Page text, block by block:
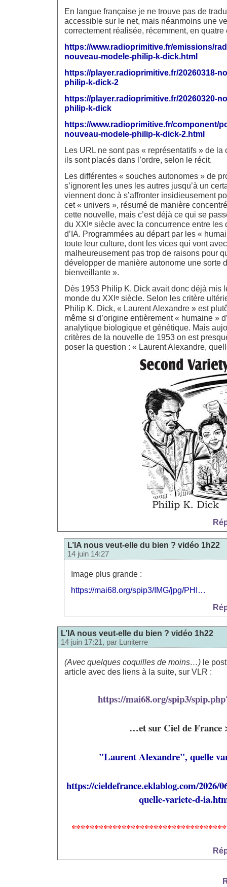
En langue française je ne trouve pas de
accessible sur le net, mais néanmoins une
correctement réalisée, récemment, en quatre
https://www.radioprimitive.fr/emissions/
nouveau-modele-philip-k-dick.html
https://player.radioprimitive.fr/20260318-
philip-k-dick-2
https://player.radioprimitive.fr/20260320-
philip-k-dick
https://www.radioprimitive.fr/component/
nouveau-modele-philip-k-dick-2.html
Les URL ne sont pas « représentatifs » de
ils sont placés dans l’ordre, selon le récit.
Les différentes « souches autonomes » de
s’ignorent les unes les autres jusqu’à un
viennent donc à s’affronter insidieusement
cet « univers », résumé de manière
cette nouvelle, mais c’est déjà ce qui se
du XXI e siècle avec la concurrence entre les
d’IA. Programmées au départ par les «
toute leur culture, dont les vices qui vont
malheureusement pas trop de raisons pour
développer de manière autonome une sorte
bienveillante ».
Dès 1953 Philip K. Dick avait donc déjà mis
monde du XXI e siècle. Selon les critère
Philip K. Dick, « Laurent Alexandre » est
même si d’origine entièrement « humaine »
analytique biologique et génétique. Mais
critères de la nouvelle de 1953 on est
poser la question : « Laurent Alexandre,
L’IA nous veut-elle du bien ? vidéo 1h22
14 juin 14:27
Image plus grande :
https://mai68.org/spip3/IMG/jpg/PHI…
L’IA nous veut-elle du bien ? vidéo 1h22
14 juin 17:21, par Luniterre
(Avec quelques coquilles de moins…) le
article avec des liens à la suite, sur VLR :
https://mai68.org/spip3/
…et sur Ciel de France
"Laurent Alexandre", quelle
https://cieldefrance.eklablog.com/2026/
quelle-variete-d-